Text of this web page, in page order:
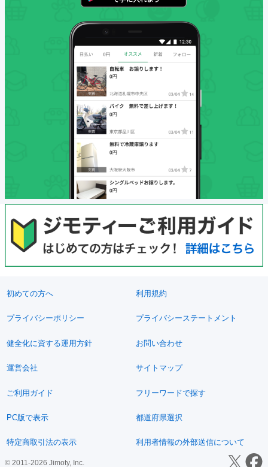
初めての方へ 利用規約
プライバシーポリシー プライバシーステートメント
健全化に資する運用方針 お問い合わせ
運営会社 サイトマップ
ご利用ガイド フリーワードで探す
PC版で表示 都道府県選択
特定商取引法の表示 利用者情報の外部送信について
© 2011-2026 Jimoty, Inc.